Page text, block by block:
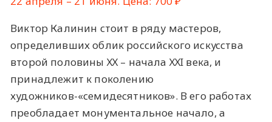
Виктор Калинин стоит в ряду мастеров,
определивших облик российского искусства
второй половины ХХ – начала ХХI века, и
принадлежит к поколению
художников-«семидесятников». В его работах
преобладает монументальное начало, а